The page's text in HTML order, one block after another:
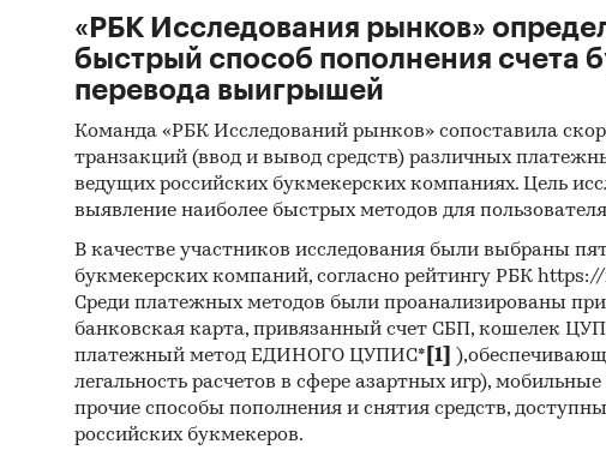
Методы:
аналитика
Прогноз
Отчет
Категории:
Промышленность
«РБК Исследования рынков»
быстрый способ пополнения счета
перевода выигрышей
Команда «РБК Исследований рынков» сопоставила
транзакций (ввод и вывод средств) различных
ведущих российских букмекерских компаниях. Цель
выявление наиболее быстрых методов для пользователя
В качестве участников исследования были выбраны
букмекерских компаний, согласно рейтингу РБК
Среди платежных методов были проанализированы
банковская карта, привязанный счет СБП, кошелек
платежный метод ЕДИНОГО ЦУПИС* [1]
легальность расчетов в сфере азартных игр),
прочие способы пополнения и снятия средств,
российских букмекеров.